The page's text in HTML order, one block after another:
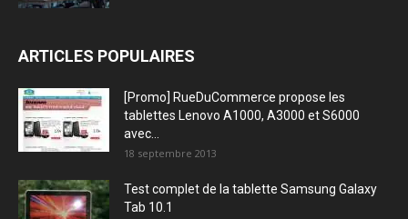
ARTICLES POPULAIRES
[Promo] RueDuCommerce propose les
tablettes Lenovo A1000, A3000 et S6000
avec...
18 septembre 2013
Test complet de la tablette Samsung Galaxy
Tab 10.1